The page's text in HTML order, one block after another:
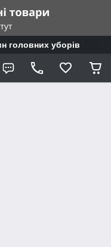
головних уборів